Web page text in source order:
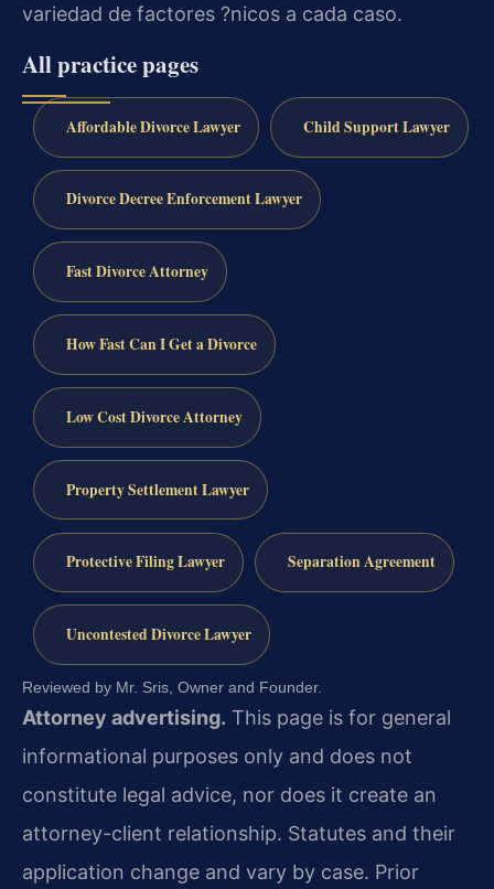
variedad de factores ?nicos a cada caso.
All practice pages
Affordable Divorce Lawyer Child Support Lawyer
Divorce Decree Enforcement Lawyer
Fast Divorce Attorney
How Fast Can I Get a Divorce
Low Cost Divorce Attorney
Property Settlement Lawyer
Protective Filing Lawyer Separation Agreement
Uncontested Divorce Lawyer
Reviewed by Mr. Sris, Owner and Founder.
Attorney advertising. This page is for general
informational purposes only and does not
constitute legal advice, nor does it create an
attorney-client relationship. Statutes and their
application change and vary by case. Prior